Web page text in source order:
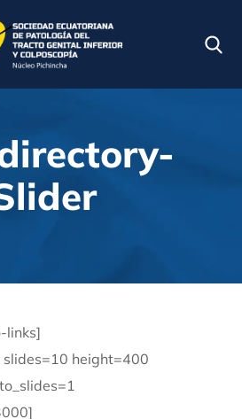
links]
height=400